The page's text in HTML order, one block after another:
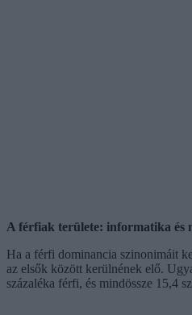
A férfiak területe: informatika és
Ha a férfi dominancia szinonimáit
az elsők között kerülnének elő.
százaléka férfi, és mindössze 15,4